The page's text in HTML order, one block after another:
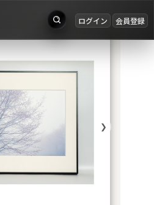
ログイン 会員登録
お知らせ
ログイン
会員登録 ❯